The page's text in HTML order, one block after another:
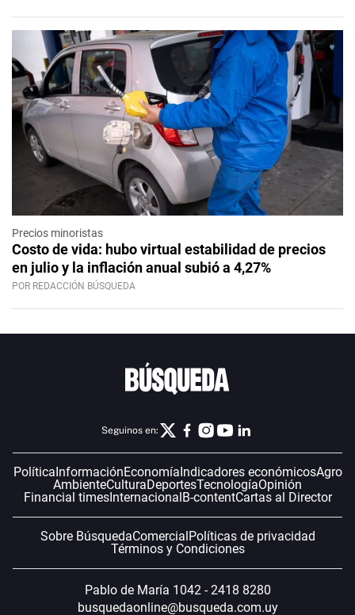
Precios minoristas
Costo de vida: hubo virtual estabilidad de precios
en julio y la inflación anual subió a 4,27%
POR REDACCIÓN BÚSQUEDA
Seguinos en:
Política InformaciónEconomía Indicadores económicosAgro
AmbienteCulturaDeportesTecnologíaOpinión
Financial timesInternacional B-contentCartas al Director
Sobre BúsquedaComercial Políticas de privacidad
Términos y Condiciones
Pablo de María 1042 - 2418 8280
busquedaonline@busqueda.com.uy